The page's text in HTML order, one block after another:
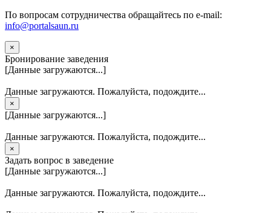
По вопросам сотрудничества обращайтесь по e-mail:
info@portalsaun.ru
×
Бронирование заведения
[Данные загружаются...]
Данные загружаются. Пожалуйста, подождите...
×
[Данные загружаются...]
Данные загружаются. Пожалуйста, подождите...
×
Задать вопрос в заведение
[Данные загружаются...]
Данные загружаются. Пожалуйста, подождите...